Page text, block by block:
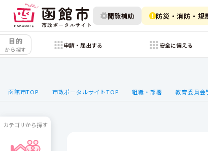
閲覧補助 防災・消防・規
目的
から探す
申請・届出する 安全に備える
函館市TOP 市政ポータルサイトTOP 組織・部署 教育委員会
カテゴリから探す